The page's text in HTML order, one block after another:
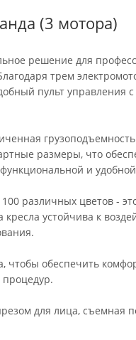
(3 мотора)
решение для
трем
пульт управления
размеры, что
и
различных цветов -
устойчива к
чтобы обеспечить
процедур.
для лица, съемная